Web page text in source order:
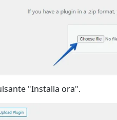
"Installa ora".